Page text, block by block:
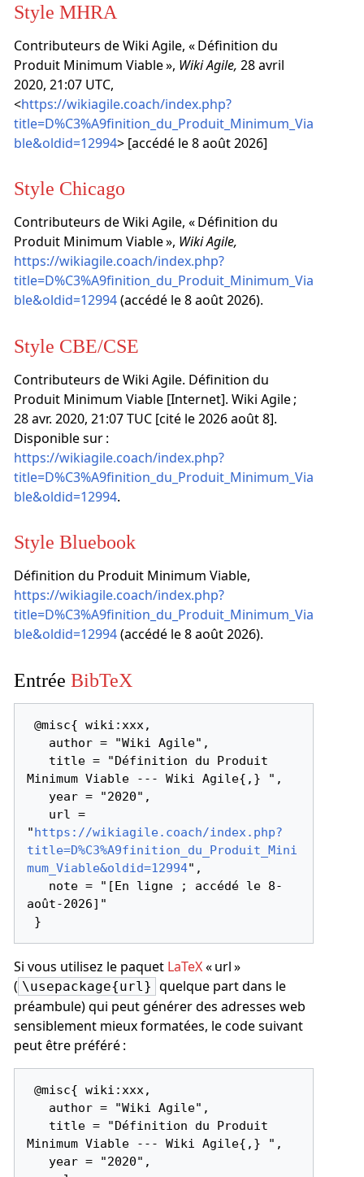
Style MHRA
Contributeurs de Wiki Agile, « Définition du
Produit Minimum Viable », Wiki Agile, 28 avril
2020, 21:07 UTC,
<https://wikiagile.coach/index.php?
title=D%C3%A9finition_du_Produit_Minimum_Via
ble&oldid=12994> [accédé le 8 août 2026]
Style Chicago
Contributeurs de Wiki Agile, « Définition du
Produit Minimum Viable », Wiki Agile,
https://wikiagile.coach/index.php?
title=D%C3%A9finition_du_Produit_Minimum_Via
ble&oldid=12994(accédé le 8 août 2026).
Style CBE/CSE
Contributeurs de Wiki Agile. Définition du
Produit Minimum Viable [Internet]. Wiki Agile ;
28 avr. 2020, 21:07 TUC [cité le 2026 août 8].
Disponible sur :
https://wikiagile.coach/index.php?
title=D%C3%A9finition_du_Produit_Minimum_Via
ble&oldid=12994.
Style Bluebook
Définition du Produit Minimum Viable,
https://wikiagile.coach/index.php?
title=D%C3%A9finition_du_Produit_Minimum_Via
ble&oldid=12994(accédé le 8 août 2026).
Entrée BibTeX
@misc{ wiki:xxx,
Minimum Viable --- Wiki Agile{,} ",
"https://wikiagile.coach/index.php?
title=D%C3%A9finition_du_Produit_Mini
mum_Viable&oldid=12994",
août-2026]"
Si vous utilisez le paquet LaTeX« url »
( \usepackage{url} quelque part dans le
préambule) qui peut générer des adresses web
sensiblement mieux formatées, le code suivant
peut être préféré :
@misc{ wiki:xxx,
Minimum Viable --- Wiki Agile{,} ",